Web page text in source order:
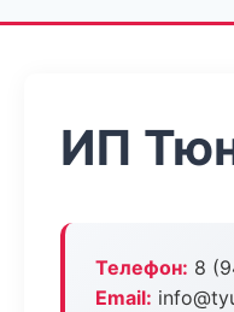
ИП
Телефон: 8
Email: